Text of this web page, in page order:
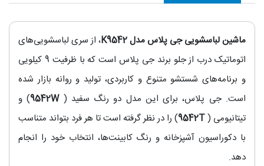
ماشین لباسشویی جی پلاس مدل K9542
، از سری لباسشویی‌‌های
اتوماتیک درب از جلو برند جی پلاس است که با ظرفیت 9 کیلویی
و برنامه‌‌های شستشو متنوع و کاربردی، تولید و روانه بازار شده
است. جی پلاس، برای این مدل دو رنگ سفید (9542W) و
تیتانیومی (9542T) را در نظر گرفته است تا هر فرد بتواند متناسب
با دکوراسیون آشپزخانه و رنگ کابینت‌‌ها، انتخاب خود را انجام
دهد.